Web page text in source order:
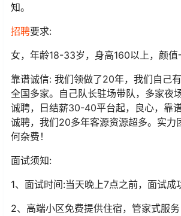
知。
招聘要求:
女，年龄18-33岁，身高160以上，颜值
靠谱诚信: 我们领做了20年，我们自己
全国多家。自己队长驻场带队，多家夜
诚聘，日结薪30-40平台起，良心，靠
诚聘，我们20多年客源资源超多。实力
何杂费！
面试须知:
1、面试时间:当天晚上7点之前，面试成
2、高端小区免费提供住宿，管家式服